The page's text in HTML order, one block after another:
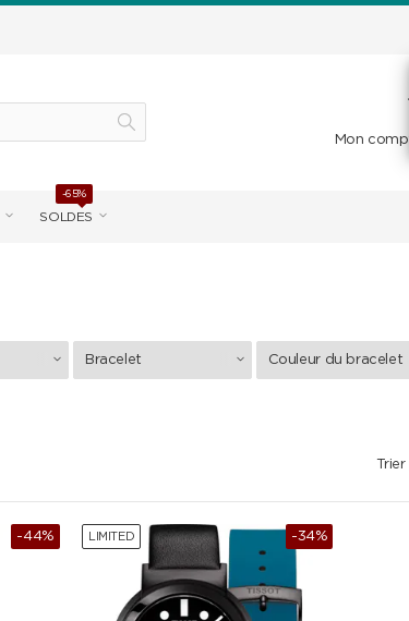
Mon
SOLDES
-65%
Bracelet Couleur du bracelet
Trier
-44% -34%
LIMITED